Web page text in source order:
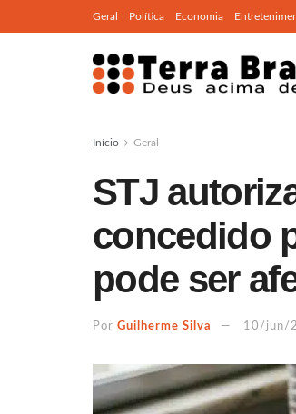
Geral Política Economia
Início Geral
STJ
concedido
pode ser
Por Guilherme Silva 10/jun/